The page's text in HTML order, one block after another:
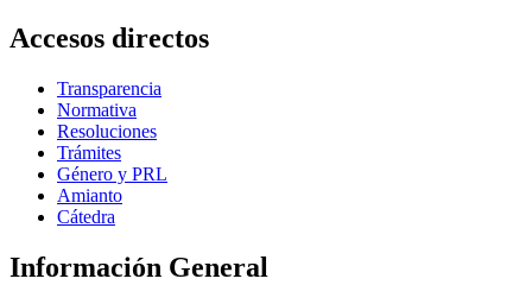
Accesos directos
Transparencia
Normativa
Resoluciones
Trámites
Género y PRL
Amianto
Cátedra
Información General